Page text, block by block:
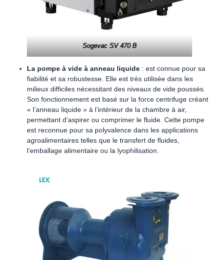
Sogevac SV 470 B
La pompe à vide à anneau liquide : est connue pour sa
fiabilité et sa robustesse. Elle est très utilisée dans les
milieux difficiles nécessitant des niveaux de vide poussés.
Son fonctionnement est basé sur la force centrifuge créant
« l’anneau liquide » à l’intérieur de la chambre à air,
permettant d’aspirer ou comprimer le fluide. Cette pompe
est reconnue pour sa polyvalence dans les applications
agroalimentaires telles que le transfert de fluides,
l’emballage alimentaire ou la lyophilisation.